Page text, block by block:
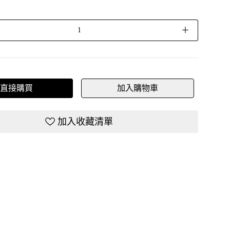
＋
直接購買 加入購物車
加入收藏清單